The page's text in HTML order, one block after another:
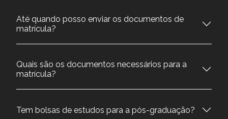
Até quando posso enviar os documentos de
matrícula?
Quais são os documentos necessários para a
matrícula?
Tem bolsas de estudos para a pós-graduação?